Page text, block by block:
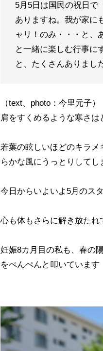
5月5日は国民の祝日で
ありますね。我が家に
ャリ！のみ・・・と、
と一緒に楽しむ行事に
と、たくさんありまし
（text、photo：今里元子）
肩をすくめるような寒さ
若葉の眩しいほどのキラ
らかな風にうっとりして
今日からいよいよ5月のス
心も体もさらに解き放たれ
妊娠8カ月目の私も、春の
をぺんぺんと叩いています